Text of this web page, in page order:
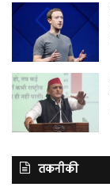
तकनीकी